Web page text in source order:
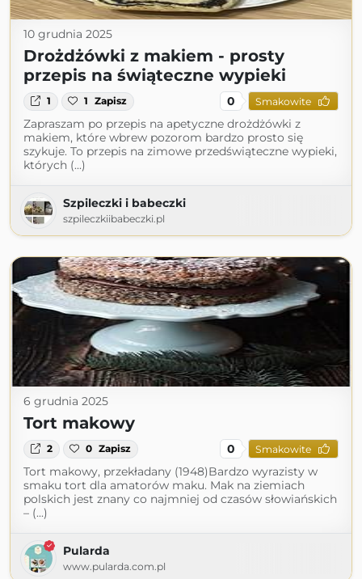
10 grudnia 2025
Drożdżówki z makiem - prosty
przepis na świąteczne wypieki
1 1 Zapisz 0 Smakowite
Zapraszam po przepis na apetyczne drożdżówki z
makiem, które wbrew pozorom bardzo prosto się
szykuje. To przepis na zimowe przedświąteczne wypieki,
których (...)
Szpileczki i babeczki
szpileczkiibabeczki.pl
6 grudnia 2025
Tort makowy
2 0 Zapisz 0 Smakowite
Tort makowy, przekładany (1948)Bardzo wyrazisty w
smaku tort dla amatorów maku. Mak na ziemiach
polskich jest znany co najmniej od czasów słowiańskich
– (...)
Pularda
www.pularda.com.pl